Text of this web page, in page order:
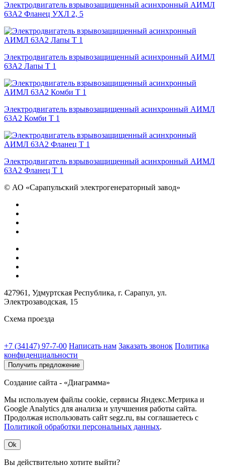
Электродвигатель взрывозащищенный асинхронный АИМЛ
63А2 Фланец УХЛ 2, 5
Электродвигатель взрывозащищенный асинхронный АИМЛ
63А2 Лапы Т 1
Электродвигатель взрывозащищенный асинхронный АИМЛ
63А2 Комби Т 1
Электродвигатель взрывозащищенный асинхронный АИМЛ
63А2 Фланец Т 1
© АО «Сарапульский электрогенераторный завод»
427961, Удмуртская Республика, г. Сарапул, ул.
Электрозаводская, 15
Схема проезда
+7 (34147) 97-7-00 Написать нам Заказать звонок Политика
конфиденциальности
Получить предложение
Создание сайта - «Диаграмма»
Мы используем файлы cookie, сервисы Яндекс.Метрика и
Google Analytics для анализа и улучшения работы сайта.
Продолжая использовать сайт segz.ru, вы соглашаетесь с
Политикой обработки персональных данных.
Ok
Вы действительно хотите выйти?